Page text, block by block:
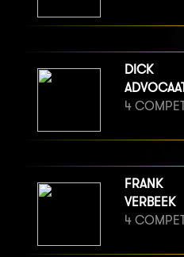
DICK
4
FRANK
VERBEEK
4